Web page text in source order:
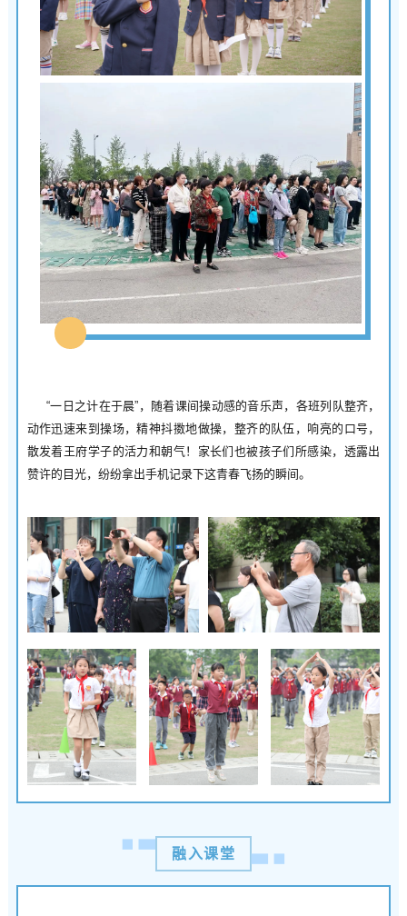
“一日之计在于晨”，随着课间操动感的音乐声，各班列队整齐，
动作迅速来到操场，精神抖擞地做操，整齐的队伍，响亮的口号，
散发着王府学子的活力和朝气！家长们也被孩子们所感染，透露出
赞许的目光，纷纷拿出手机记录下这青春飞扬的瞬间。
融入课堂